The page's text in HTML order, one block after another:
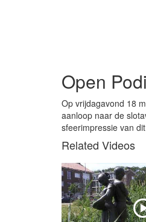
Open
Op vrijdagavond 18
aanloop naar de
sfeerimpressie van
Related Videos